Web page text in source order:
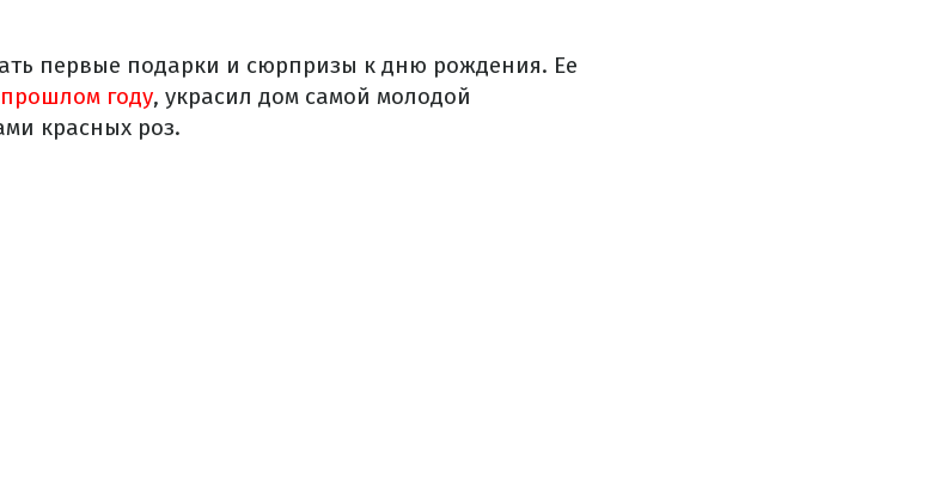
первые подарки и сюрпризы к дню рождения. Ее
году, украсил дом самой молодой
красных роз.